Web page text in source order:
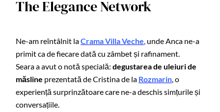
The Elegance Network
Ne-am reîntâlnit laCrama Villa Veche, unde Anca ne-a
primit ca de fiecare dată cu zâmbet și rafinament.
Seara a avut o notă specială: degustarea de uleiuri de
măsline prezentată de Cristina de la Rozmarin, o
experiență surprinzătoare care ne-a deschis simțurile și
conversațiile.